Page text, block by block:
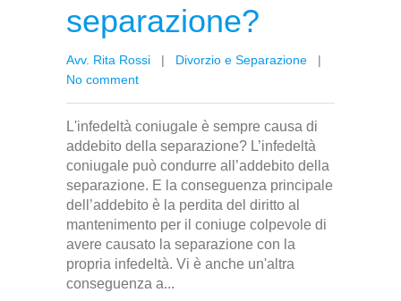
separazione?
Avv. Rita Rossi | Divorzio e Separazione |
No comment
L'infedeltà coniugale è sempre causa di
addebito della separazione? L’infedeltà
coniugale può condurre all’addebito della
separazione. E la conseguenza principale
dell’addebito è la perdita del diritto al
mantenimento per il coniuge colpevole di
avere causato la separazione con la
propria infedeltà. Vi è anche un'altra
conseguenza a...